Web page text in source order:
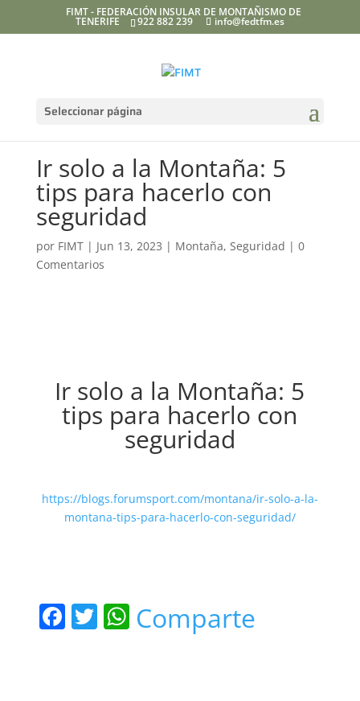
FIMT - FEDERACIÓN INSULAR DE MONTAÑISMO DE
TENERIFE 922 882 239 info@fedtfm.es
Seleccionar página
Ir solo a la Montaña: 5
tips para hacerlo con
seguridad
por FIMT| Jun 13, 2023 | Montaña, Seguridad | 0
Comentarios
Ir solo a la Montaña: 5
tips para hacerlo con
seguridad
https://blogs.forumsport.com/montana/ir-solo-a-la-
montana-tips-para-hacerlo-con-seguridad/
F T W
Comparte